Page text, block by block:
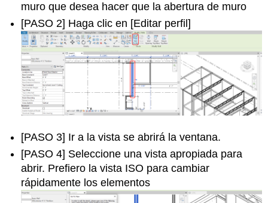
muro que desea hacer que la abertura de muro
[PASO 2] Haga clic en [Editar perfil]
[PASO 3] Ir a la vista se abrirá la ventana.
[PASO 4] Seleccione una vista apropiada para
abrir. Prefiero la vista ISO para cambiar
rápidamente los elementos